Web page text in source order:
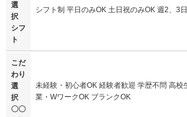
選
択
シフ
ト
シフト制 平日のみOK 土日祝のみOK 週2、3
こだ
わり
選
択
〇〇
未経験・初心者OK 経験者歓迎 学歴不問 高校
業・WワークOK ブランクOK